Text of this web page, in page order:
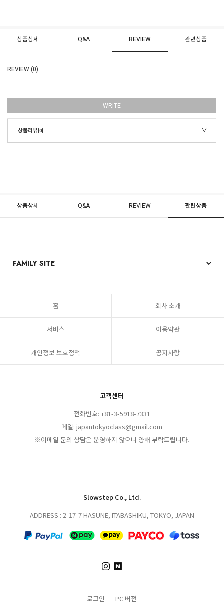
상품상세 Q&A REVIEW 관련상품
REVIEW (0)
WRITE
상품리뷰[0]
상품상세 Q&A REVIEW 관련상품
홈 회사 소개
서비스 이용약관
개인정보 보호정책 공지사항
고객센터
전화번호: +81-3-5918-7331
메일: japantokyoclass@gmail.com
※이메일 문의 상담은 운영하지 않으니 양해 부탁드립니다.
Slowstep Co., Ltd.
ADDRESS : 2-17-7 HASUNE, ITABASHIKU, TOKYO, JAPAN
로그인 PC 버전